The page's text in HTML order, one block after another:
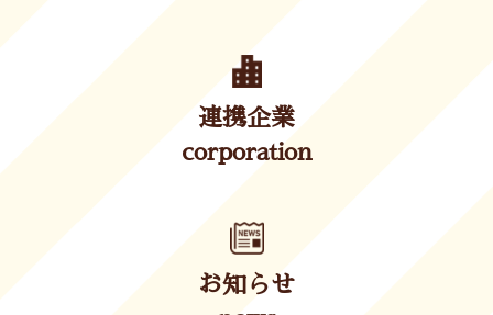
連携企業
corporation
お知らせ